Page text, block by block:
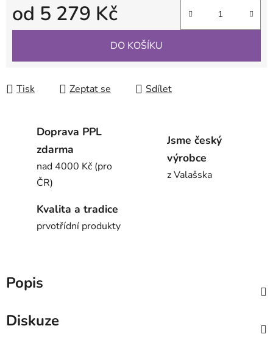
od 5 279 Kč
Měrná cena:
DO KOŠÍKU
Tisk Zeptat se Sdílet
Doprava PPL
zdarma
nad 4000 Kč (pro
ČR)
Jsme český
výrobce
z Valašska
Kvalita a tradice
prvotřídní produkty
Popis
Diskuze